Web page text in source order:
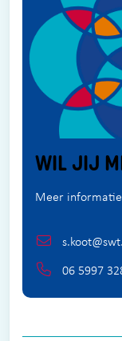
WIL JIJ
Meer informatie
06 5997